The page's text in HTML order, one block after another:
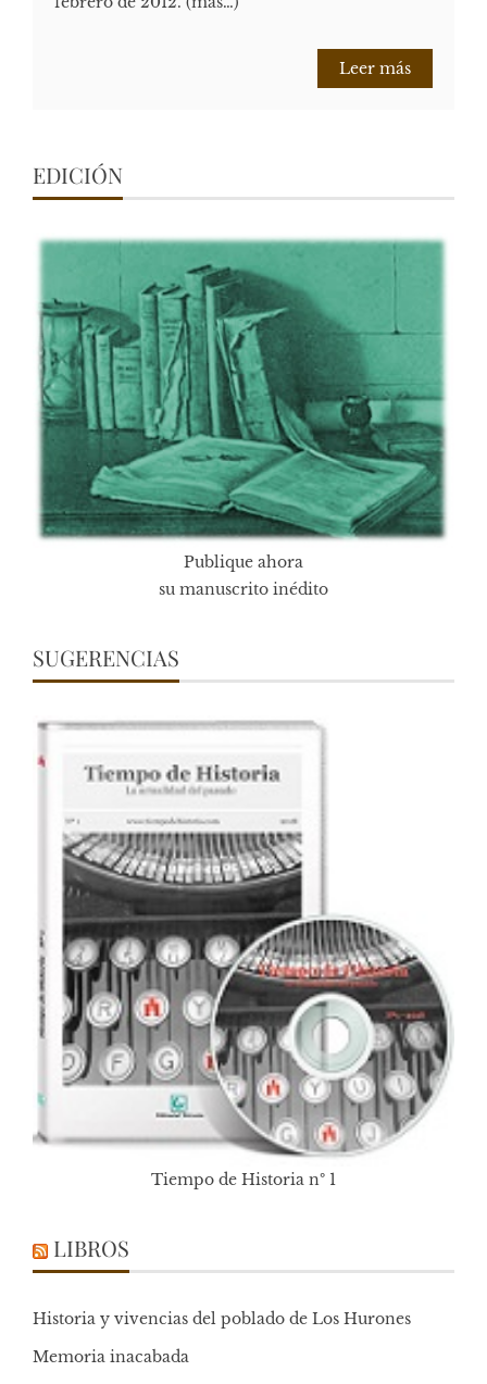
Leer más
EDICIÓN
Publique ahora
su manuscrito inédito
SUGERENCIAS
Tiempo de Historia nº 1
LIBROS
Historia y vivencias del poblado de Los Hurones
Memoria inacabada